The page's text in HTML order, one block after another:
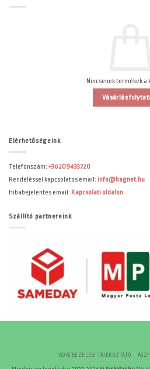
Nincsenek termékek a
Vásárlás
Elérhetőségeink
Telefonszám: +36209433720
Rendeléssel kapcsolatos email: info@bagnet.hu
Hibabejelentés email: Kapcsolati oldalon
Szállító partnereink
ADATKEZELÉSI TÁJÉKOZTATÓ ÁSZF